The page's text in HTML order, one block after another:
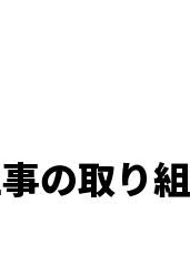
の取り